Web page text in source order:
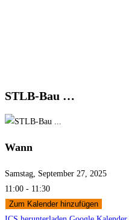
STLB-Bau …
Wann
Samstag, September 27, 2025
11:00 - 11:30
Zum Kalender hinzufügen